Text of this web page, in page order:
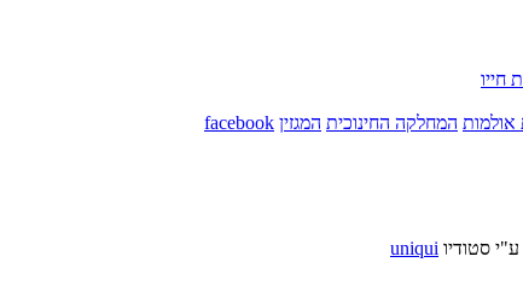
חייו
המחלקה החינוכית המגזין facebook
ע"י סטודיו uniqui